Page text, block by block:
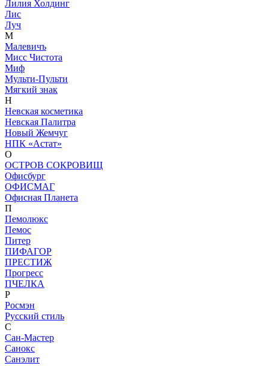
Лилия Холдинг
Лис
Луч
М
Малевичъ
Мисс Чистота
Миф
Мульти-Пульти
Мягкий знак
Н
Невская косметика
Невская Палитра
Новый Жемчуг
НПК «Астат»
О
ОСТРОВ СОКРОВИЩ
Офисбург
ОФИСМАГ
Офисная Планета
П
Пемолюкс
Пемос
Питер
ПИФАГОР
ПРЕСТИЖ
Прогресс
ПЧЕЛКА
Р
Росмэн
Русский стиль
С
Сан-Мастер
Санокс
Санэлит